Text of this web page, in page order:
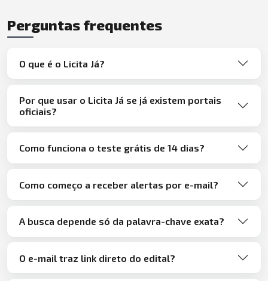
Perguntas frequentes
O que é o Licita Já?
Por que usar o Licita Já se já existem portais
oficiais?
Como funciona o teste grátis de 14 dias?
Como começo a receber alertas por e-mail?
A busca depende só da palavra-chave exata?
O e-mail traz link direto do edital?